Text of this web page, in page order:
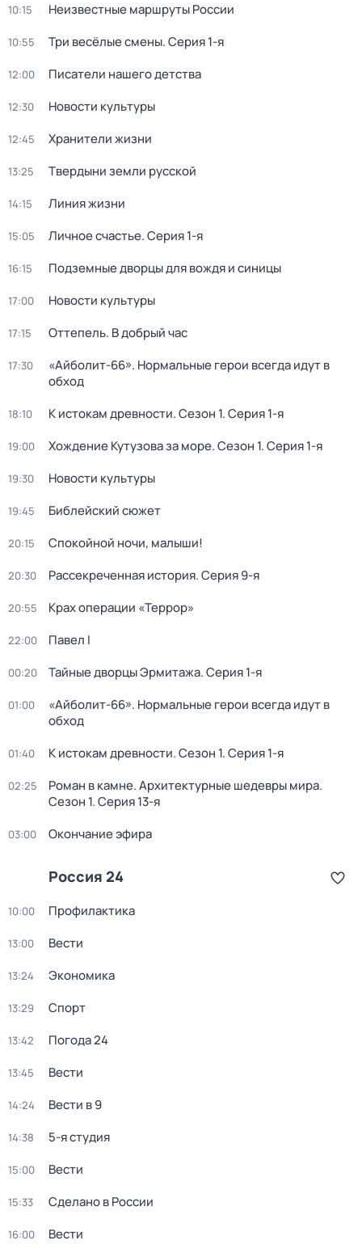
10:15 Неизвестные маршруты России
10:55 Три весёлые смены. Серия 1-я
12:00 Писатели нашего детства
12:30 Новости культуры
12:45 Хранители жизни
13:25 Твердыни земли русской
14:15 Линия жизни
15:05 Личное счастье. Серия 1-я
16:15 Подземные дворцы для вождя и синицы
17:00 Новости культуры
17:15 Оттепель. В добрый час
17:30
«Айболит-66». Нормальные герои всегда идут в
обход
18:10 К истокам древности. Сезон 1. Серия 1-я
19:00 Хождение Кутузова за море. Сезон 1. Серия 1-я
19:30 Новости культуры
19:45 Библейский сюжет
20:15 Спокойной ночи, малыши!
20:30 Рассекреченная история. Серия 9-я
20:55 Крах операции «Террор»
22:00 Павел I
00:20 Тайные дворцы Эрмитажа. Серия 1-я
01:00
«Айболит-66». Нормальные герои всегда идут в
обход
01:40 К истокам древности. Сезон 1. Серия 1-я
02:25 Роман в камне. Архитектурные шедевры мира.
Сезон 1. Серия 13-я
03:00 Окончание эфира
Россия 24
10:00 Профилактика
13:00 Вести
13:24 Экономика
13:29 Спорт
13:42 Погода 24
13:45 Вести
14:24 Вести в 9
14:38 5-я студия
15:00 Вести
15:33 Сделано в России
16:00 Вести